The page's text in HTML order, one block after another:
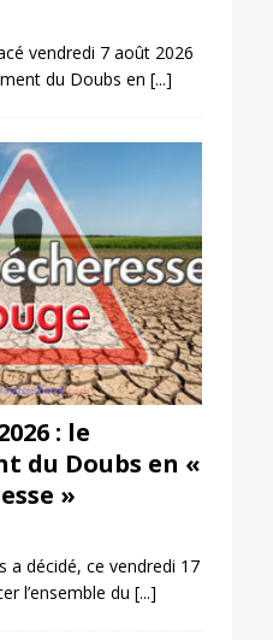
vendredi 7 août 2026
du Doubs en [...]
: le
du Doubs en «
»
a décidé, ce vendredi 17
l’ensemble du [...]